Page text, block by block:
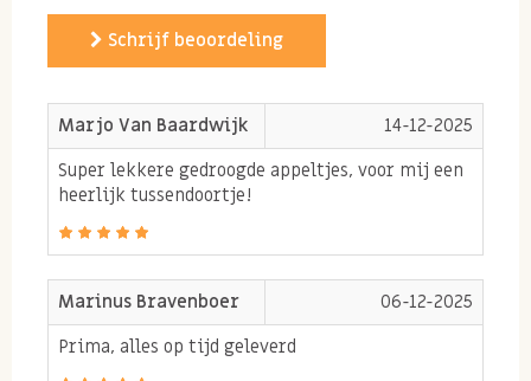
Net als inca bessen bevatten appels ook de
'supervoedingsstof' pectine. Pectine is een oplosbare
stimuleert. Daarnaast heeft pectine de eigenschap
het LDL-cholesterol te verlagen. Dit is het slechte
cholesterol, wat het dus optimaal maakt voor
diabetici.
2. Anti-oxidanten en appeltjes
De anti-oxidanten in appels zorgen ervoor dat de vrije
Schrijf beoordeling
Marjo Van Baardwijk
14-12-2025
Super lekkere gedroogde appeltjes, voor mij een
heerlijk tussendoortje!
Marinus Bravenboer
06-12-2025
Prima, alles op tijd geleverd